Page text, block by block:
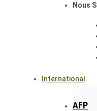
Nous
International
AFP